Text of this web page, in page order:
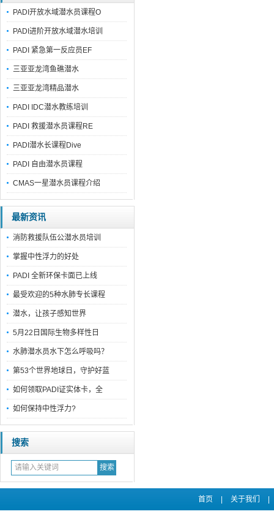
PADI开放水域潜水员课程O
PADI进阶开放水域潜水培训
PADI 紧急第一反应员EF
三亚亚龙湾鱼礁潜水
三亚亚龙湾精品潜水
PADI IDC潜水教练培训
PADI 救援潜水员课程RE
PADI潜水长课程Dive
PADI 自由潜水员课程
CMAS一星潜水员课程介绍
最新资讯
消防救援队伍公潜水员培训
掌握中性浮力的好处
PADI 全新环保卡面已上线
最受欢迎的5种水肺专长课程
潜水，让孩子感知世界
5月22日国际生物多样性日
水肺潜水员水下怎么呼吸吗？
第53个世界地球日，守护好蓝
如何领取PADI证实体卡，全
如何保持中性浮力?
搜索
首页 关于我们